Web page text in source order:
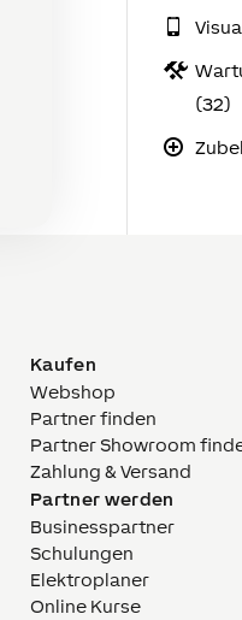
(32)
Kaufen
Webshop
Partner finden
Partner Showroom
Zahlung & Versand
Partner werden
Businesspartner
Schulungen
Elektroplaner
Online Kurse